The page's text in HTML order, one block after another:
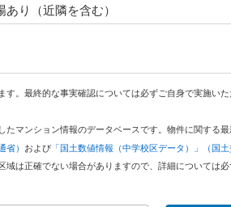
り（近隣を含む）
。最終的な事実確認については必ずご自身で実施い
マンション情報のデータベースです。物件に関する
） および 「国土数値情報（中学校区データ）」（国土
は正確でない場合がありますので、詳細については